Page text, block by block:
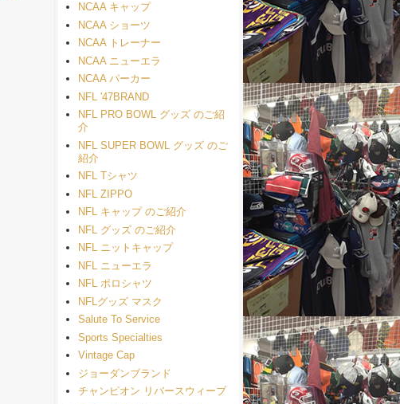
NCAA キャップ
NCAA ショーツ
NCAA トレーナー
NCAA ニューエラ
NCAA パーカー
NFL '47BRAND
NFL PRO BOWL グッズ のご紹
介
NFL SUPER BOWL グッズ のご
紹介
NFL Tシャツ
NFL ZIPPO
NFL キャップ のご紹介
NFL グッズ のご紹介
NFL ニットキャップ
NFL ニューエラ
NFL ポロシャツ
NFLグッズ マスク
Salute To Service
Sports Specialties
Vintage Cap
ジョーダンブランド
チャンピオン リバースウィーブ